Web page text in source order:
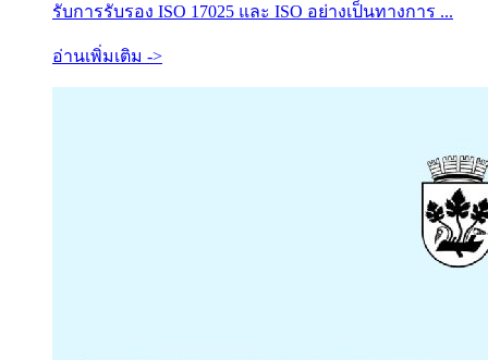
รับการรับรอง ISO 17025 และ ISO อย่างเป็นทางการ ...
อ่านเพิ่มเติม ->